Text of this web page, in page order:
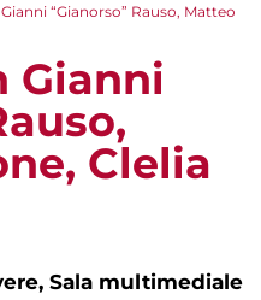
“Gianorso” Rauso, Matteo
Gianni
Clelia
Sala multimediale